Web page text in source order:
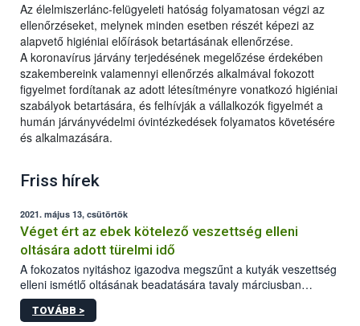
Az élelmiszerlánc-felügyeleti hatóság folyamatosan végzi az
ellenőrzéseket, melynek minden esetben részét képezi az
alapvető higiéniai előírások betartásának ellenőrzése.
A koronavírus járvány terjedésének megelőzése érdekében
szakembereink valamennyi ellenőrzés alkalmával fokozott
figyelmet fordítanak az adott létesítményre vonatkozó higiéniai
szabályok betartására, és felhívják a vállalkozók figyelmét a
humán járványvédelmi óvintézkedések folyamatos követésére
és alkalmazására.
Friss hírek
2021. május 13, csütörtök
Véget ért az ebek kötelező veszettség elleni
oltására adott türelmi idő
A fokozatos nyitáshoz igazodva megszűnt a kutyák veszettség
elleni ismétlő oltásának beadatására tavaly márciusban
elrendelt türelmi idő. A hatóság kéri az érintett kutyatartókat,
hogy lehetőség szerint mielőbb pótolják állatuknál az
TOVÁBB >